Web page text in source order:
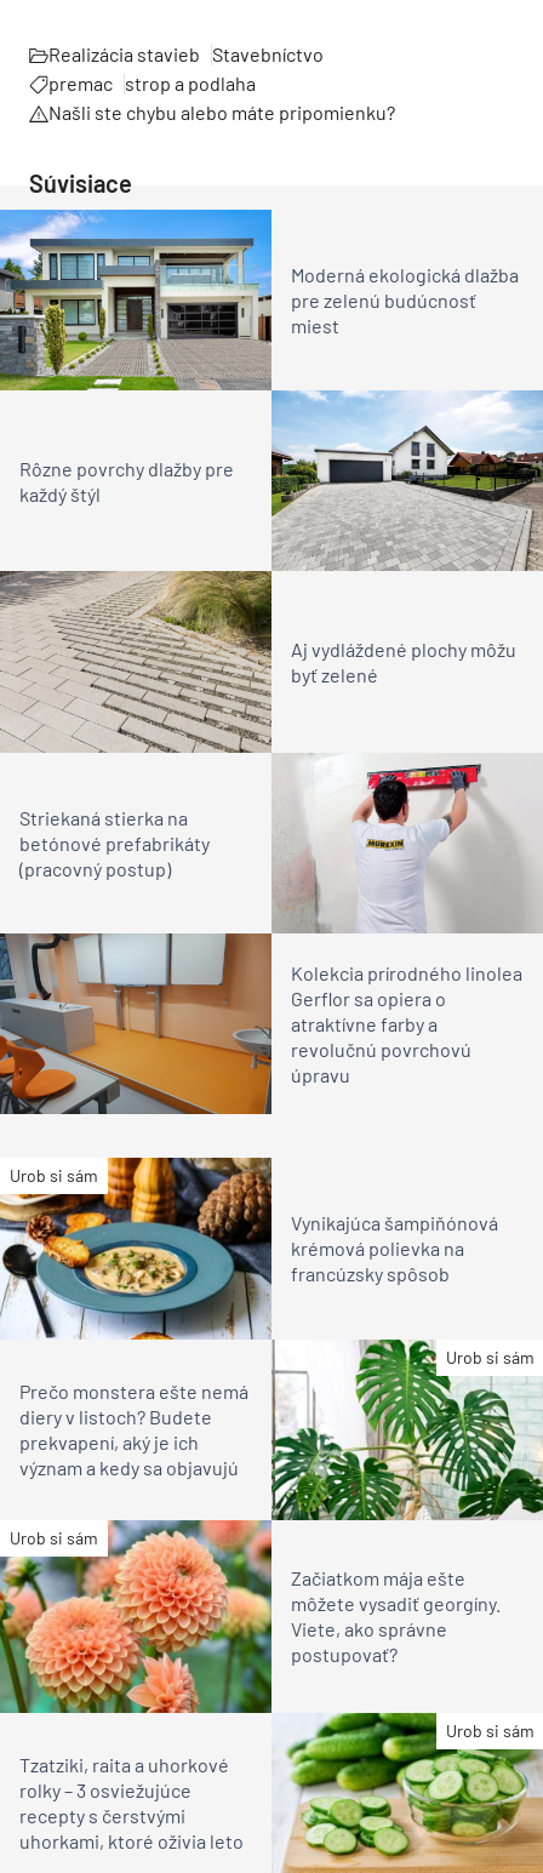
Realizácia stavieb Stavebníctvo
premac strop a podlaha
Našli ste chybu alebo máte pripomienku?
Súvisiace
Moderná ekologická dlažba
pre zelenú budúcnosť
miest
Rôzne povrchy dlažby pre
každý štýl
Aj vydláždené plochy môžu
byť zelené
Striekaná stierka na
betónové prefabrikáty
(pracovný postup)
Kolekcia prírodného linolea
Gerflor sa opiera o
atraktívne farby a
revolučnú povrchovú
úpravu
Urob si sám
Vynikajúca šampiňónová
krémová polievka na
francúzsky spôsob
Urob si sám
Prečo monstera ešte nemá
diery v listoch? Budete
prekvapení, aký je ich
význam a kedy sa objavujú
Urob si sám
Začiatkom mája ešte
môžete vysadiť georgíny.
Viete, ako správne
postupovať?
Urob si sám
Tzatziki, raita a uhorkové
rolky – 3 osviežujúce
recepty s čerstvými
uhorkami, ktoré oživia leto